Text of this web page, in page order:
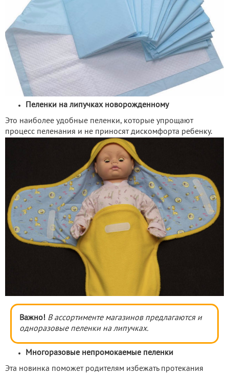
Пеленки на липучках новорожденному
Это наиболее удобные пеленки, которые упрощают
процесс пеленания и не приносят дискомфорта ребенку.
Важно! В ассортименте магазинов предлагаются и
одноразовые пеленки на липучках.
Многоразовые непромокаемые пеленки
Эта новинка поможет родителям избежать протекания